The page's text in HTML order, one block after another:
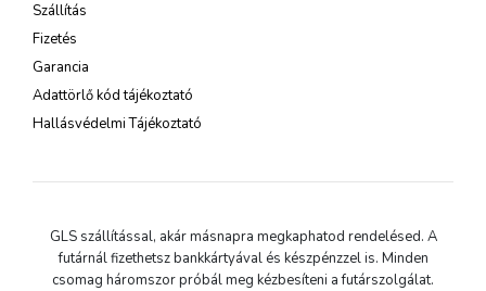
Szállítás
Fizetés
Garancia
Adattörlő kód tájékoztató
Hallásvédelmi Tájékoztató
GLS szállítással, akár másnapra megkaphatod rendelésed. A
futárnál fizethetsz bankkártyával és készpénzzel is. Minden
csomag háromszor próbál meg kézbesíteni a futárszolgálat.